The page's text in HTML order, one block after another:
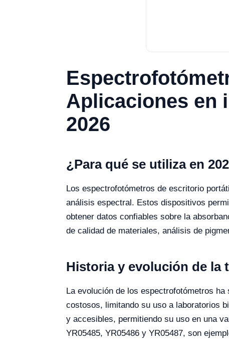
Aplicaciones en
2026
¿Para qué se utiliza en
Los espectrofotómetros de escritorio
análisis espectral. Estos dispositivos
obtener datos confiables sobre la
de calidad de materiales, análisis de
Historia y evolución de la
La evolución de los espectrofotómetros
costosos, limitando su uso a laboratorios
y accesibles, permitiendo su uso en una
YR05485, YR05486 y YR05487, son